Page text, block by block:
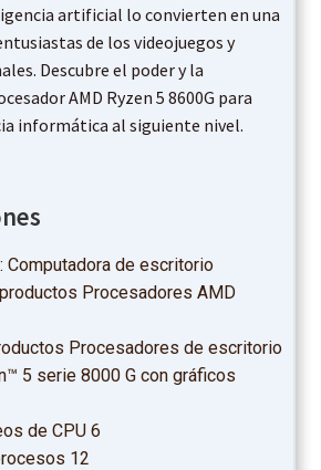
artificial lo convierten en una
de los videojuegos y
Descubre el poder y la
AMD Ryzen 5 8600G para
informática al siguiente nivel.
Computadora de escritorio
Procesadores AMD
Procesadores de escritorio
5 serie 8000 G con gráficos
de CPU 6
12